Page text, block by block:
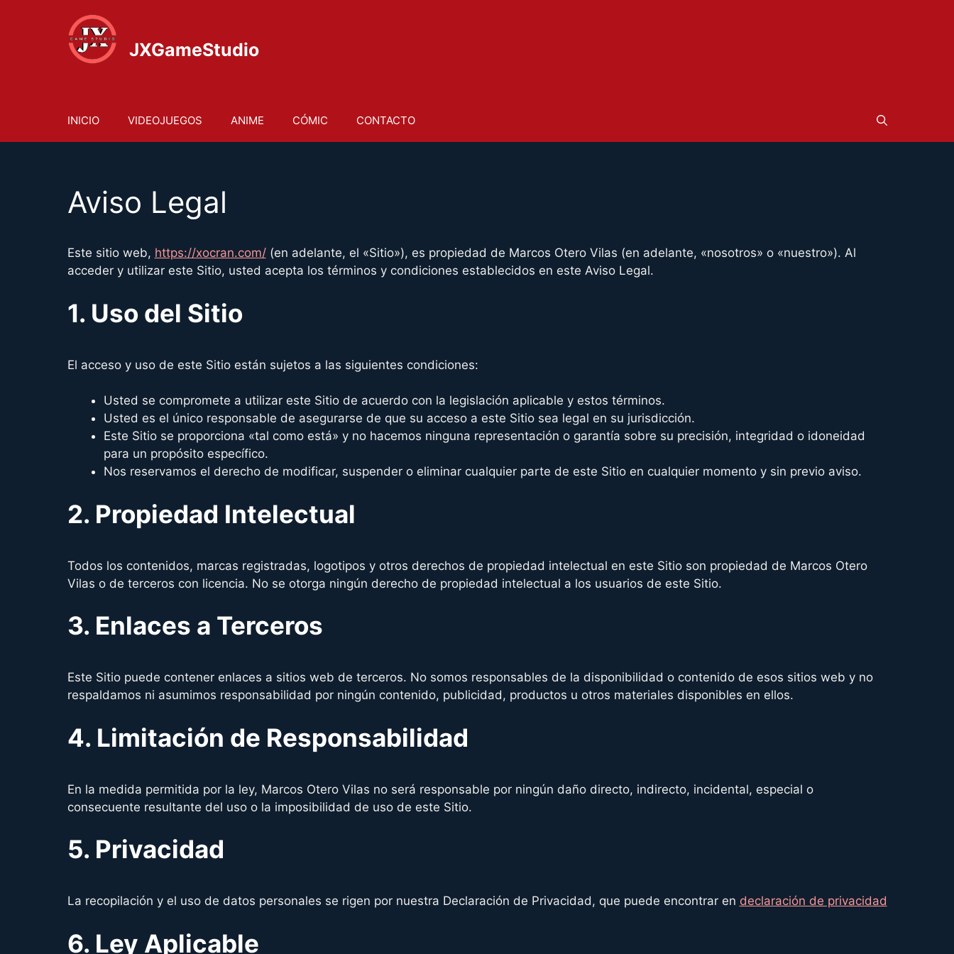
JXGameStudio
INICIO VIDEOJUEGOS ANIME CÓMIC CONTACTO
Aviso Legal
Este sitio web, https://xocran.com/(en adelante, el «Sitio»), es propiedad de Marcos Otero Vilas (en adelante, «nosotros» o «nuestro»). Al
acceder y utilizar este Sitio, usted acepta los términos y condiciones establecidos en este Aviso Legal.
1. Uso del Sitio
El acceso y uso de este Sitio están sujetos a las siguientes condiciones:
Usted se compromete a utilizar este Sitio de acuerdo con la legislación aplicable y estos términos.
Usted es el único responsable de asegurarse de que su acceso a este Sitio sea legal en su jurisdicción.
Este Sitio se proporciona «tal como está» y no hacemos ninguna representación o garantía sobre su precisión, integridad o idoneidad
para un propósito específico.
Nos reservamos el derecho de modificar, suspender o eliminar cualquier parte de este Sitio en cualquier momento y sin previo aviso.
2. Propiedad Intelectual
Todos los contenidos, marcas registradas, logotipos y otros derechos de propiedad intelectual en este Sitio son propiedad de Marcos Otero
Vilas o de terceros con licencia. No se otorga ningún derecho de propiedad intelectual a los usuarios de este Sitio.
3. Enlaces a Terceros
Este Sitio puede contener enlaces a sitios web de terceros. No somos responsables de la disponibilidad o contenido de esos sitios web y no
respaldamos ni asumimos responsabilidad por ningún contenido, publicidad, productos u otros materiales disponibles en ellos.
4. Limitación de Responsabilidad
En la medida permitida por la ley, Marcos Otero Vilas no será responsable por ningún daño directo, indirecto, incidental, especial o
consecuente resultante del uso o la imposibilidad de uso de este Sitio.
5. Privacidad
La recopilación y el uso de datos personales se rigen por nuestra Declaración de Privacidad, que puede encontrar en declaración de privacidad
6. Ley Aplicable